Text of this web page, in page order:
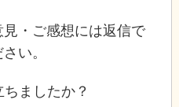
・ご感想には返信で
い。
ましたか？